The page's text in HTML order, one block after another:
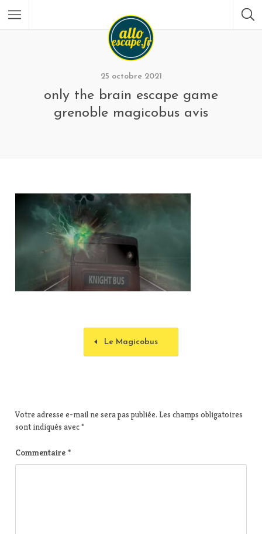
25 octobre 2021
only the brain escape game
grenoble magicobus avis
Le Magicobus
Votre adresse e-mail ne sera pas publiée. Les champs obligatoires
sont indiqués avec*
Commentaire *